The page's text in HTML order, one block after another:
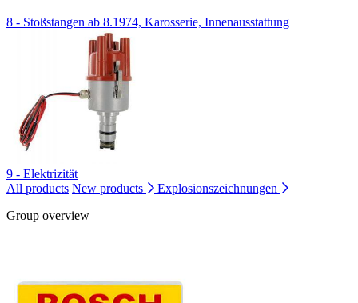
8 - Stoßstangen ab 8.1974, Karosserie, Innenausstattung
9 - Elektrizität
All products New products
Explosionszeichnungen
Group overview